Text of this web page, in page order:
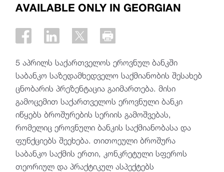
AVAILABLE ONLY IN GEORGIAN
5 აპრილს საქართველოს ეროვნულ ბანკში
საბანკო საზედამხედველო საქმიანობის შესახებ
ცნობარის პრეზენტაცია გაიმართება. მისი
გამოცემით საქართველოს ეროვნული ბანკი
იწყებს ბროშურების სერიის გამოშვებას,
რომელიც ეროვნული ბანკის საქმიანობასა და
ფუნქციებს შეეხება. თითოეული ბროშურა
საბანკო საქმის ერთი, კონკრეტული სფეროს
თეორიულ და პრაქტიკულ ასპექტებს